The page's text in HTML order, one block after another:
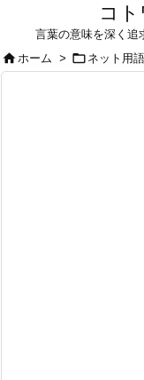
コ
言葉の意味を深く追
ホーム >  ネット用語